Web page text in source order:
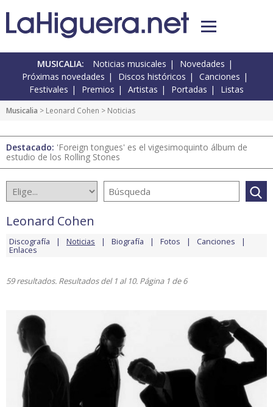
MUSICALIA: Noticias musicales
Novedades
Próximas novedades
Discos históricos
Canciones
Festivales
Premios Artistas Portadas Listas
Musicalia > Leonard Cohen > Noticias
Destacado: 'Foreign tongues' es el vigesimoquinto álbum de
estudio de los Rolling Stones
Leonard Cohen
Discografía Noticias Biografía Fotos Canciones
Enlaces
59 resultados. Resultados del 1 al 10. Página 1 de 6